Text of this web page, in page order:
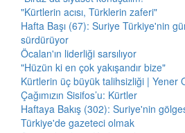
"Kürtlerin acısı, Türklerin zaferi"
Hafta Başı (67): Suriye Türkiye'nin
sürdürüyor
Öcalan'ın liderliği sarsılıyor
"Hüzün ki en çok yakışandır bize"
Kürtlerin üç büyük talihsizliği | Yener
Çağımızın Sisifos’u: Kürtler
Haftaya Bakış (302): Suriye'nin
Türkiye'de gazeteci olmak